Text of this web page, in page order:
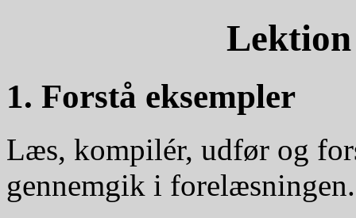
1. Forstå eksempler
Læs, kompilér, udfør og
gennemgik i forelæsningen.